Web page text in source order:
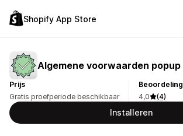
Shopify App Store
Algemene voorwaarden popup
Prijs
Gratis proefperiode beschikbaar
Beoordeling
4,0
(4)
Installeren